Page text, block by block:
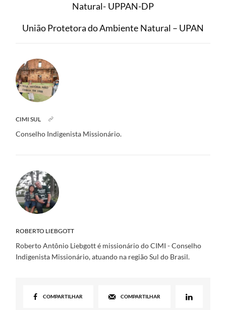
Natural- UPPAN-DP
União Protetora do Ambiente Natural – UPAN
CIMI SUL
Conselho Indigenista Missionário.
ROBERTO LIEBGOTT
Roberto Antônio Liebgott é missionário do CIMI - Conselho
Indigenista Missionário, atuando na região Sul do Brasil.
COMPARTILHAR COMPARTILHAR